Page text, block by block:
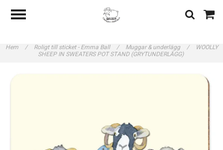
Hem / Roligt till sticket - Emma Ball / Muggar & underlägg /
WOOLLY
SHEEP IN SWEATERS POT STAND (GRYTUNDERLÄGG)